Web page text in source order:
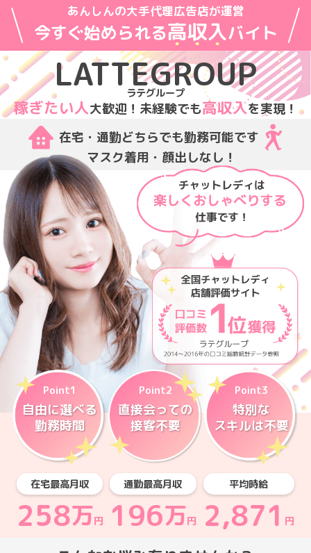
あんしんの大手代理広告店が運営
今すぐ始められる高収入バイト
LATTEGROUP
稼ぎたい人大歓迎！ 未経験でも高収入を実現！
在宅・通勤どちらでも勤務可能です
マスク着用・顔出しなし！
point1
自由に選べる
勤務時間
point2
直接会っての
接客不要
point3
特別な
スキルは不要
在宅最高月収
258万円
通勤最高月収
196万円
平均時給
2,871 円